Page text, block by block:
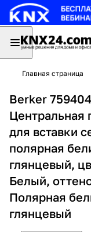
Главная страница
Berker
Центральная
для вставки
полярная
глянцевый,
Белый,
Полярная
глянцевый